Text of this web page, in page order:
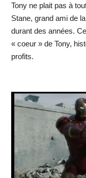
Tony ne plait pas à
Stane, grand ami de
durant des années.
« coeur » de Tony,
profits.